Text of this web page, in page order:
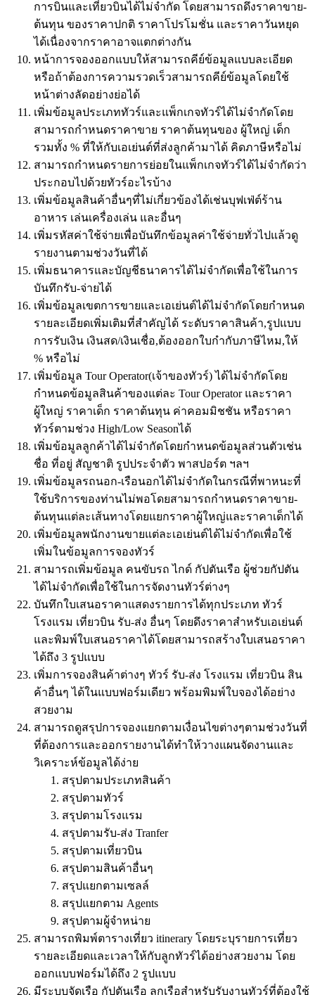
การบินและเที่ยวบินได้ไม่จำกัด โดยสามารถดึงราคาขาย-
ต้นทุน ของราคาปกติ ราคาโปรโมชั่น และราคาวันหยุด
ได้เนื่องจากราคาอาจแตกต่างกัน
หน้าการจองออกแบบให้สามารถคีย์ข้อมูลแบบละเอียด
หรือถ้าต้องการความรวดเร็วสามารถคีย์ข้อมูลโดยใช้
หน้าต่างลัดอย่างย่อได้
เพิ่มข้อมูลประเภททัวร์และแพ็กเกจทัวร์ได้ไม่จำกัดโดย
สามารถกำหนดราคาขาย ราคาต้นทุนของ ผู้ใหญ่ เด็ก
รวมทั้ง % ที่ให้กับเอเย่นต์ที่ส่งลูกค้ามาได้ คิดภาษีหรือไม่
สามารถกำหนดรายการย่อยในแพ็กเกจทัวร์ได้ไม่จำกัดว่า
ประกอบไปด้วยทัวร์อะไรบ้าง
เพิ่มข้อมูลสินค้าอื่นๆที่ไม่เกี่ยวข้องได้เช่นบุฟเฟ่ต์ร้าน
อาหาร เล่นเครื่องเล่น และอื่นๆ
เพิ่มรหัสค่าใช้จ่ายเพื่อบันทึกข้อมูลค่าใช้จ่ายทั่วไปแล้วดู
รายงานตามช่วงวันที่ได้
เพิ่มธนาคารและบัญชีธนาคารได้ไม่จำกัดเพื่อใช้ในการ
บันทึกรับ-จ่ายได้
เพิ่มข้อมูลเขตการขายและเอเย่นต์ได้ไม่จำกัดโดยกำหนด
รายละเอียดเพิ่มเติมที่สำคัญได้ ระดับราคาสินค้า,รูปแบบ
การรับเงิน เงินสด/เงินเชื่อ,ต้องออกใบกำกับภาษีไหม,ให้
% หรือไม่
เพิ่มข้อมูล Tour Operator(เจ้าของทัวร์) ได้ไม่จำกัดโดย
กำหนดข้อมูลสินค้าของแต่ละ Tour Operator และราคา
ผู้ใหญ่ ราคาเด็ก ราคาต้นทุน ค่าคอมมิชชัน หรือราคา
ทัวร์ตามช่วง High/Low Seasonได้
เพิ่มข้อมูลลูกค้าได้ไม่จำกัดโดยกำหนดข้อมูลส่วนตัวเช่น
ชื่อ ที่อยู่ สัญชาติ รูปประจำตัว พาสปอร์ต ฯลฯ
เพิ่มข้อมูลรถนอก-เรือนอกได้ไม่จำกัดในกรณีที่พาหนะที่
ใช้บริการของท่านไม่พอโดยสามารถกำหนดราคาขาย-
ต้นทุนแต่ละเส้นทางโดยแยกราคาผู้ใหญ่และราคาเด็กได้
เพิ่มข้อมูลพนักงานขายแต่ละเอเย่นต์ได้ไม่จำกัดเพื่อใช้
เพิ่มในข้อมูลการจองทัวร์
สามารถเพิ่มข้อมูล คนขับรถ ไกด์ กัปตันเรือ ผู้ช่วยกัปตัน
ได้ไม่จำกัดเพื่อใช้ในการจัดงานทัวร์ต่างๆ
บันทึกใบเสนอราคาแสดงรายการได้ทุกประเภท ทัวร์
โรงแรม เที่ยวบิน รับ-ส่ง อื่นๆ โดยดึงราคาสำหรับเอเย่นต์
และพิมพ์ใบเสนอราคาได้โดยสามารถสร้างใบเสนอราคา
ได้ถึง 3 รูปแบบ
เพิ่มการจองสินค้าต่างๆ ทัวร์ รับ-ส่ง โรงแรม เที่ยวบิน สิน
ค้าอื่นๆ ได้ในแบบฟอร์มเดียว พร้อมพิมพ์ใบจองได้อย่าง
สวยงาม
สามารถดูสรุปการจองแยกตามเงื่อนไขต่างๆตามช่วงวันที่
ที่ต้องการและออกรายงานได้ทำให้วางแผนจัดงานและ
วิเคราะห์ข้อมูลได้ง่าย
สรุปตามประเภทสินค้า
สรุปตามทัวร์
สรุปตามโรงแรม
สรุปตามรับ-ส่ง Tranfer
สรุปตามเที่ยวบิน
สรุปตามสินค้าอื่นๆ
สรุปแยกตามเซลล์
สรุปแยกตาม Agents
สรุปตามผู้จำหน่าย
สามารถพิมพ์ตารางเที่ยว itinerary โดยระบุรายการเที่ยว
รายละเอียดและเวลาให้กับลูกทัวร์ได้อย่างสวยงาม โดย
ออกแบบฟอร์มได้ถึง 2 รูปแบบ
มีระบบจัดเรือ กัปตันเรือ ลูกเรือสำหรับรับงานทัวร์ที่ต้องใช้